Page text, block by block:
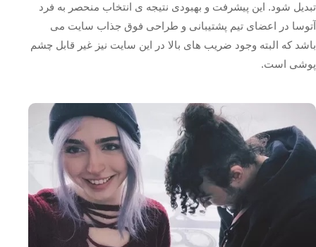
تبدیل شود. این پیشرفت و بهبودی نتیجه ی انتخاب منحصر به فرد
آتوسا در اعضای تیم پشتیبانی و طراحی فوق جذاب سایت می
باشد که البته وجود ضریب های بالا در این سایت نیز غیر قابل چشم
پوشی است.